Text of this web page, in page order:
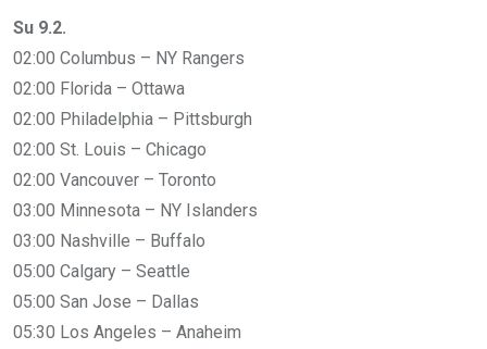
Su 9.2.
02:00 Columbus – NY Rangers
02:00 Florida – Ottawa
02:00 Philadelphia – Pittsburgh
02:00 St. Louis – Chicago
02:00 Vancouver – Toronto
03:00 Minnesota – NY Islanders
03:00 Nashville – Buffalo
05:00 Calgary – Seattle
05:00 San Jose – Dallas
05:30 Los Angeles – Anaheim